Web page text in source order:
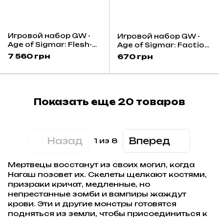
Игровой набор GW -
Age of Sigmar: Flesh-
eater Courts Army Set
7 560 грн
Игровой набор GW -
Age of Sigmar: Faction
Pack - Ossiarch
Bonereapers (Eng)
670 грн
Показать еще 20 товаров
Назад 1 из 8 Вперед
Мертвецы восстанут из своих могил, когда
Нагаш позовет их. Скелеты щелкают костями,
призраки кричат, медленные, но
непрестанные зомби и вампиры жаждут
крови. Эти и другие монстры готовятся
подняться из земли, чтобы присоединиться к